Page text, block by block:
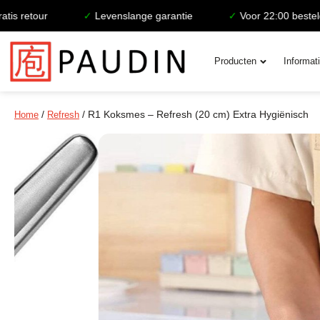
Levenslange garantie Voor 22:00 besteld,
Producten
Home / Refresh / R1 Koksmes – Refresh (20 cm) Extra Hygiënisch